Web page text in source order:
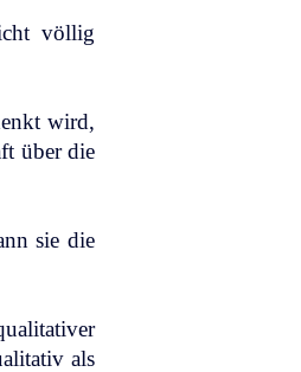
völlig
wird,
über die
sie die
als